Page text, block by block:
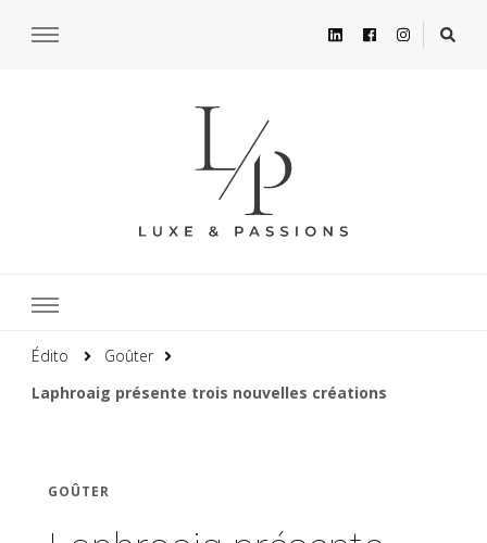
Édito
Goûter
Laphroaig présente trois nouvelles créations
GOÛTER